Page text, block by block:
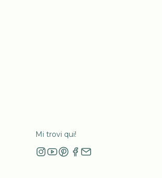
Mi trovi qui!